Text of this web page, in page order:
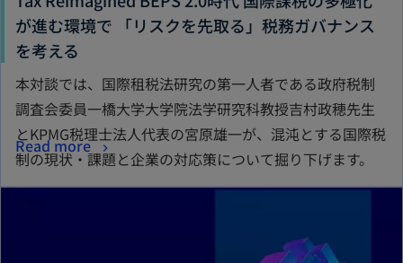
が進む環境で 「リスクを先取る」税務ガバナンス
を考える
本対談では、国際租税法研究の第一人者である政府税制
調査会委員一橋大学大学院法学研究科教授吉村政穂先生
とKPMG税理士法人代表の宮原雄一が、混沌とする国際税
制の現状・課題と企業の対応策について掘り下げます。
Read more